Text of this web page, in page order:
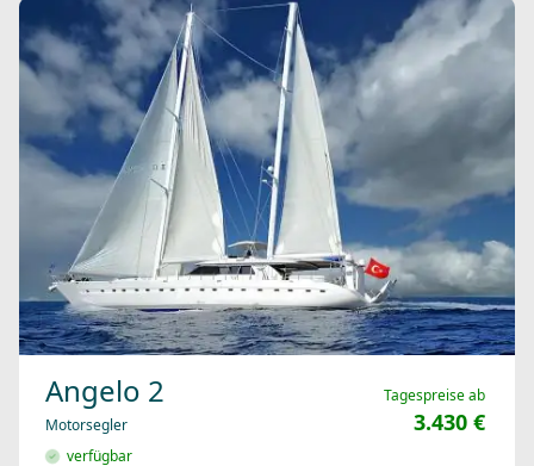
Angelo 2
Motorsegler
verfügbar
Tagespreise ab
3.430 €